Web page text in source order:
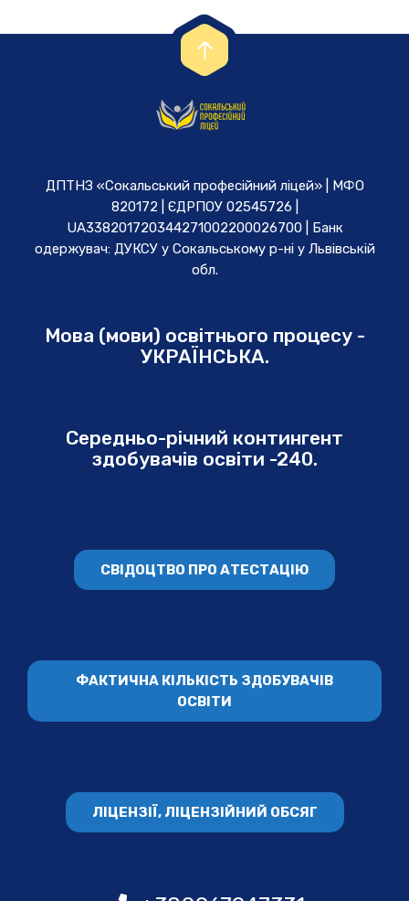
ДПТНЗ «Сокальський професійний ліцей» | МФО
820172 | ЄДРПОУ 02545726 |
UA338201720344271002200026700 | Банк
одержувач: ДУКСУ у Cокальському р-ні у Львівській
обл.
Мова (мови) освітнього процесу -
УКРАЇНСЬКА.
Середньо-річний контингент
здобувачів освіти -240.
СВІДОЦТВО ПРО АТЕСТАЦІЮ
ФАКТИЧНА КІЛЬКІСТЬ ЗДОБУВАЧІВ
ОСВІТИ
ЛІЦЕНЗІЇ, ЛІЦЕНЗІЙНИЙ ОБСЯГ